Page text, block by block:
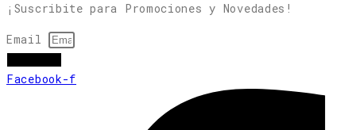
¡Suscribite para Promociones y Novedades!
Email
Facebook-f